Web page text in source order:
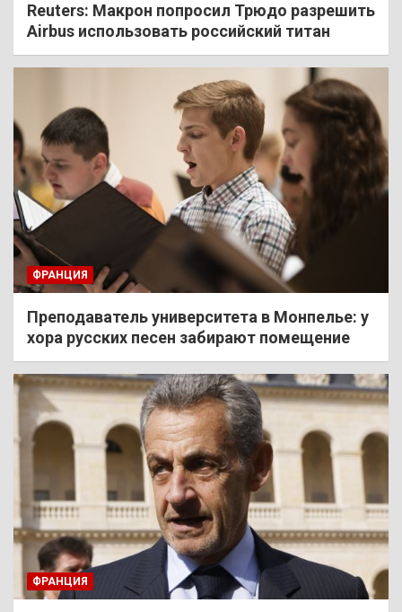
Reuters: Макрон попросил Трюдо разрешить
Airbus использовать российский титан
ФРАНЦИЯ
Преподаватель университета в Монпелье: у
хора русских песен забирают помещение
ФРАНЦИЯ